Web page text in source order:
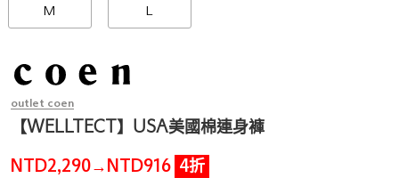
M
outlet coen
【WELLTECT】USA美國棉連身褲
NTD2,290→ NTD916 4折